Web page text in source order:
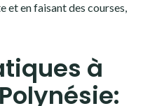
et en faisant des courses,
à